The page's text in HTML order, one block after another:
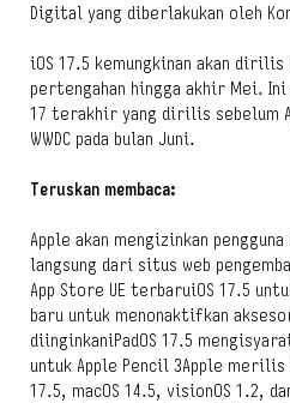
Digital yang diberlakukan oleh
iOS 17.5 kemungkinan akan
pertengahan hingga akhir Mei. Ini
17 terakhir yang dirilis sebelum
WWDC pada bulan Juni.
Teruskan membaca:
Apple akan mengizinkan
langsung dari situs web
App Store UE terbaruiOS 17.5
baru untuk menonaktifkan
diinginkaniPadOS 17.5
untuk Apple Pencil 3Apple
17.5, macOS 14.5, visionOS 1.2,